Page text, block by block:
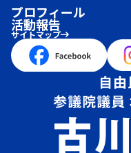
プロフィール
活動報告
サイトマップ